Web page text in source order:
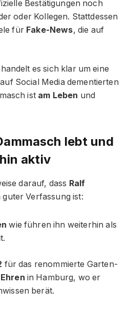
Bestätigungen noch
oder Kollegen. Stattdessen
für Fake-News, die auf
es sich klar um eine
Social Media dementierten
ist am Leben und
lebt und
aktiv
darauf, dass Ralf
guter Verfassung ist:
wie führen ihn weiterhin als
für das renommierte Garten-
in Hamburg, wo er
berät.